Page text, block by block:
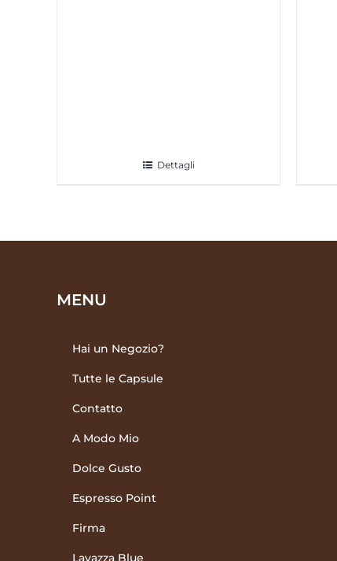
Dettagli
MENU
Hai un Negozio?
Tutte le Capsule
Contatto
A Modo Mio
Dolce Gusto
Espresso Point
Firma
Lavazza Blue